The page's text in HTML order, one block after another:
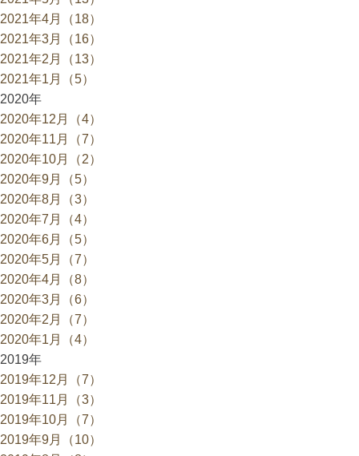
2021年4月（18）
2021年3月（16）
2021年2月（13）
2021年1月（5）
2020年
2020年12月（4）
2020年11月（7）
2020年10月（2）
2020年9月（5）
2020年8月（3）
2020年7月（4）
2020年6月（5）
2020年5月（7）
2020年4月（8）
2020年3月（6）
2020年2月（7）
2020年1月（4）
2019年
2019年12月（7）
2019年11月（3）
2019年10月（7）
2019年9月（10）